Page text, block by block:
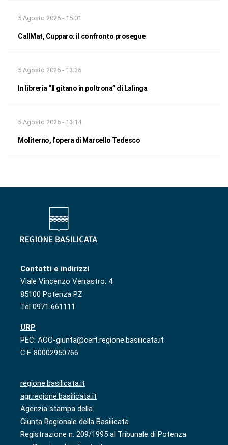
5 Agosto 2026 - 15:01
CallMat, Cupparo: il confronto prosegue
5 Agosto 2026 - 13:36
In libreria “Il gitano in poltrona” di Lalinga
5 Agosto 2026 - 13:14
Moliterno, l’opera di Marcello Tedesco
Contatti e indirizzi
Viale Vincenzo Verrastro, 4
85100 Potenza PZ
Tel 0971 661111
URP
PEC: AOO-giunta@cert.regione.basilicata.it
C.F. 80002950766
regione.basilicata.it
agr.regione.basilicata.it
Agenzia stampa della
Giunta Regionale della Basilicata
Registrazione n. 209/1995 al Tribunale di Potenza